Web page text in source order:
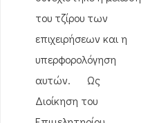
του τζίρου των
επιχειρήσεων και η
υπερφορολόγηση
αυτών. Ως
Διοίκηση του